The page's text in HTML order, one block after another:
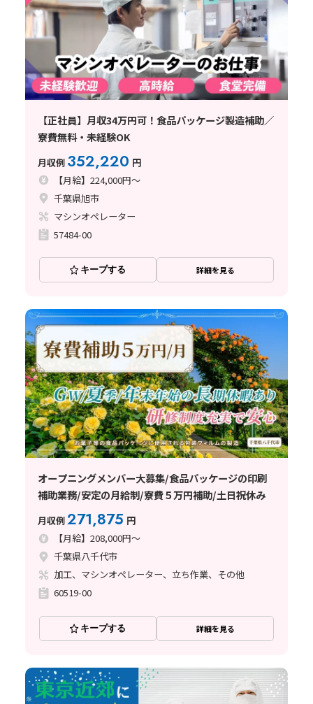
【正社員】月収34万円可！食品パッケージ製造補助／
寮費無料・未経験OK
月収例 352,220 円
【月給】224,000円～
千葉県旭市
マシンオペレーター
57484-00
キープする 詳細を見る
オープニングメンバー大募集/食品パッケージの印刷
補助業務/安定の月給制/寮費５万円補助/土日祝休み
月収例271,875 円
【月給】208,000円～
千葉県八千代市
加工、マシンオペレーター、立ち作業、その他
60519-00
キープする 詳細を見る